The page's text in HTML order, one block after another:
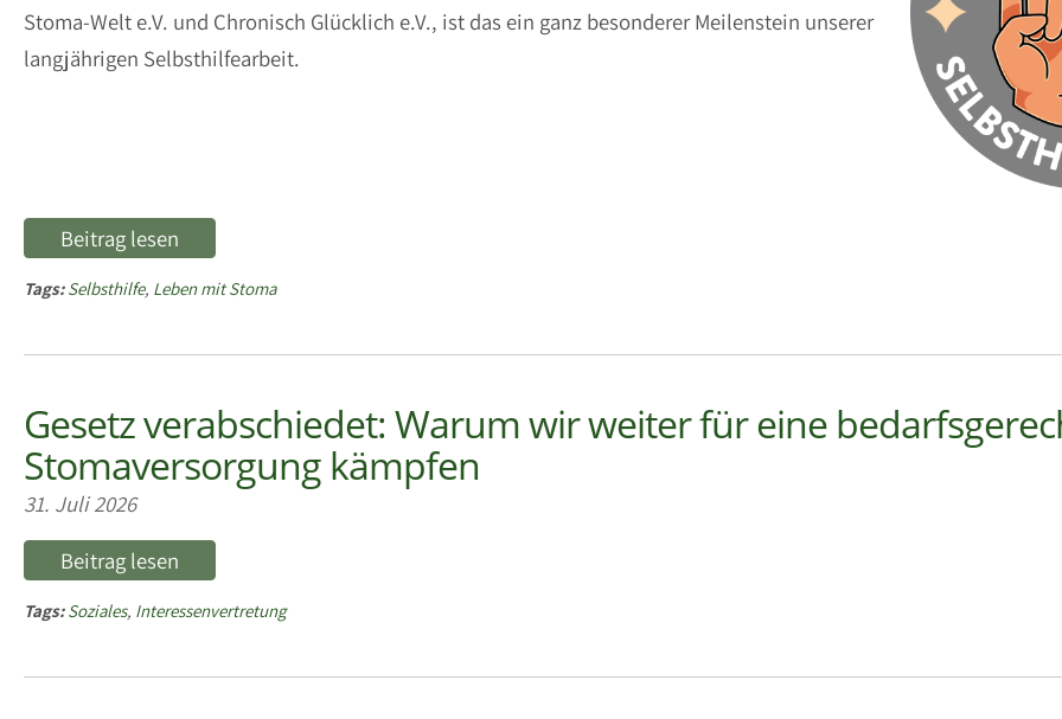
Stoma-Welt e.V. und Chronisch Glücklich e.V., ist das ein ganz besonderer Meilenstein unserer
langjährigen Selbsthilfearbeit.
Beitrag lesen
Tags:Selbsthilfe, Leben mit Stoma
Gesetz verabschiedet: Warum wir weiter für eine
Stomaversorgung kämpfen
31. Juli 2026
Beitrag lesen
Tags:Soziales, Interessenvertretung